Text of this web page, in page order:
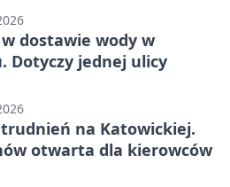
dostawie wody w
Dotyczy jednej ulicy
na Katowickiej.
otwarta dla kierowców